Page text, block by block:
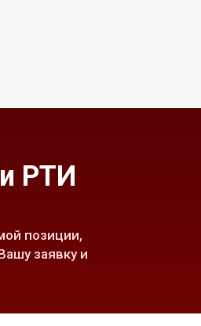
РТИ
позиции,
заявку и